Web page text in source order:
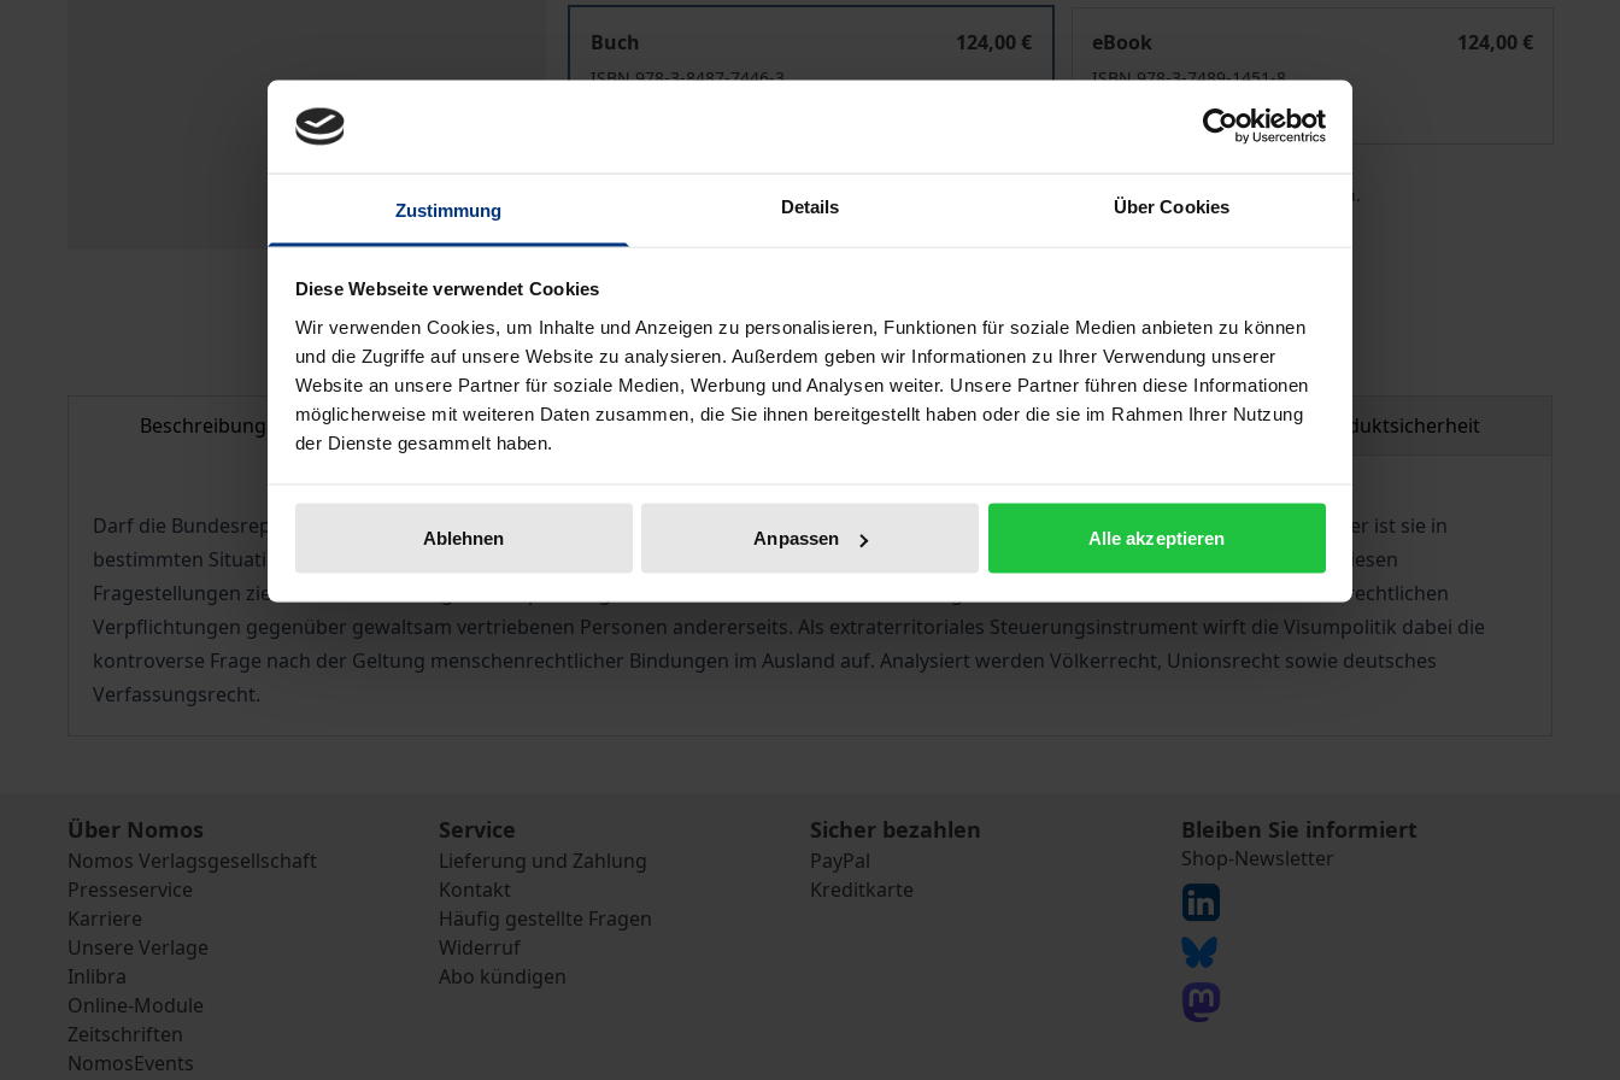
Zustimmung Details Über Cookies
Diese Webseite verwendet Cookies
Wir verwenden Cookies, um Inhalte und Anzeigen zu personalisieren, Funktionen für soziale Medien anbieten zu können
und die Zugriffe auf unsere Website zu analysieren. Außerdem geben wir Informationen zu Ihrer Verwendung unserer
Website an unsere Partner für soziale Medien, Werbung und Analysen weiter. Unsere Partner führen diese Informationen
möglicherweise mit weiteren Daten zusammen, die Sie ihnen bereitgestellt haben oder die sie im Rahmen Ihrer Nutzung
der Dienste gesammelt haben.
Ablehnen Anpassen Alle akzeptieren
Buch
124,00 €
ISBN 978-3-8487-7446-3
eBook
124,00 €
ISBN 978-3-7489-1451-8
Preisangaben inkl. MwSt. Abhängig von der Lieferadresse kann die MwSt. an der Kasse variieren.
Beschreibung Bibliografische Angaben Rezensionen Zusatzmaterial Produktsicherheit
Darf die Bundesrepublik durch ihre Visumpolitik Schutzsuchende an einer legalen und sicheren Einreise in das Bundesgebiet hindern? Oder ist sie in
bestimmten Situationen dazu verpflichtet, Schutzsuchenden mittels humanitärer Visa den Zugang zum Asylverfahren zu gewähren? Mit diesen
Fragestellungen zielt die Untersuchung in das Spannungsfeld von staatlichem Interesse an Migrationskontrolle einerseits und menschenrechtlichen
Verpflichtungen gegenüber gewaltsam vertriebenen Personen andererseits. Als extraterritoriales Steuerungsinstrument wirft die Visumpolitik dabei die
kontroverse Frage nach der Geltung menschenrechtlicher Bindungen im Ausland auf. Analysiert werden Völkerrecht, Unionsrecht sowie deutsches
Verfassungsrecht.
Über Nomos
Nomos Verlagsgesellschaft
Presseservice
Karriere
Unsere Verlage
Inlibra
Online-Module
Zeitschriften
NomosEvents
Service
Lieferung und Zahlung
Kontakt
Häufig gestellte Fragen
Widerruf
Abo kündigen
Sicher bezahlen
PayPal
Kreditkarte
Bleiben Sie informiert
Shop-Newsletter